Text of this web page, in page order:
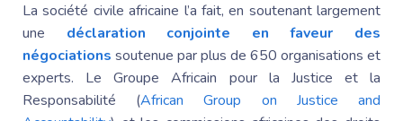
La société civile africaine l’a fait, en soutenant largement
une déclaration conjointe en faveur des
négociations soutenue par plus de 650 organisations et
experts. Le Groupe Africain pour la Justice et la
Responsabilité (African Group on Justice and